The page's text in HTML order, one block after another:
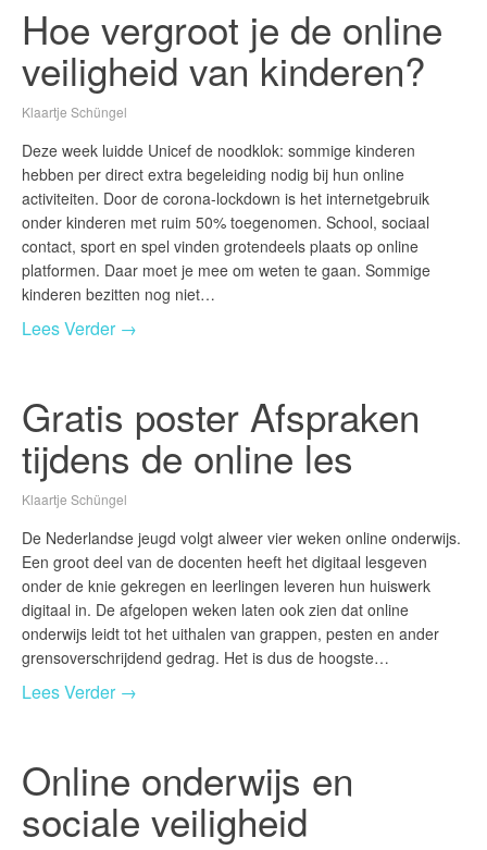
Hoe vergroot je de online
veiligheid van kinderen?
Klaartje Schüngel
Deze week luidde Unicef de noodklok: sommige kinderen
hebben per direct extra begeleiding nodig bij hun online
activiteiten. Door de corona-lockdown is het internetgebruik
onder kinderen met ruim 50% toegenomen. School, sociaal
contact, sport en spel vinden grotendeels plaats op online
platformen. Daar moet je mee om weten te gaan. Sommige
kinderen bezitten nog niet…
Lees Verder →
Gratis poster Afspraken
tijdens de online les
Klaartje Schüngel
De Nederlandse jeugd volgt alweer vier weken online onderwijs.
Een groot deel van de docenten heeft het digitaal lesgeven
onder de knie gekregen en leerlingen leveren hun huiswerk
digitaal in. De afgelopen weken laten ook zien dat online
onderwijs leidt tot het uithalen van grappen, pesten en ander
grensoverschrijdend gedrag. Het is dus de hoogste…
Lees Verder →
Online onderwijs en
sociale veiligheid